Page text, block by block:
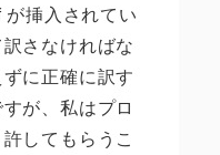
挿入されてい
さなければな
に正確に訳す
が、私はプロ
してもらうこ